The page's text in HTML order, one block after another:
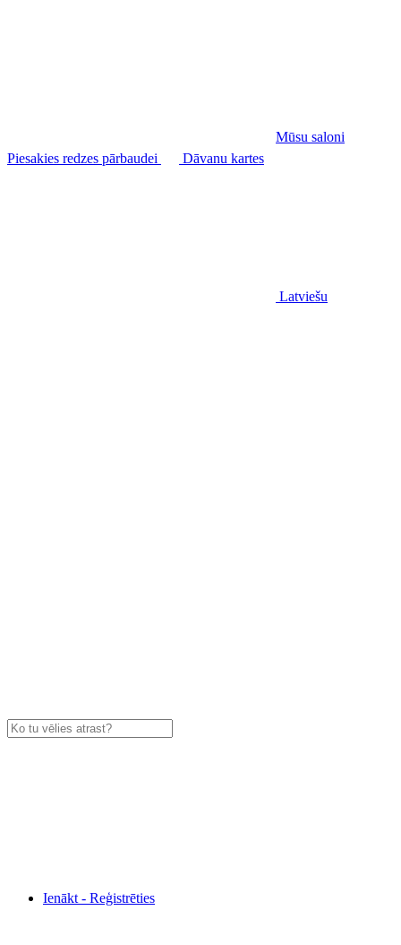
Mūsu saloni
Piesakies redzes pārbaudei
Dāvanu kartes
Latviešu
Ienākt - Reģistrēties